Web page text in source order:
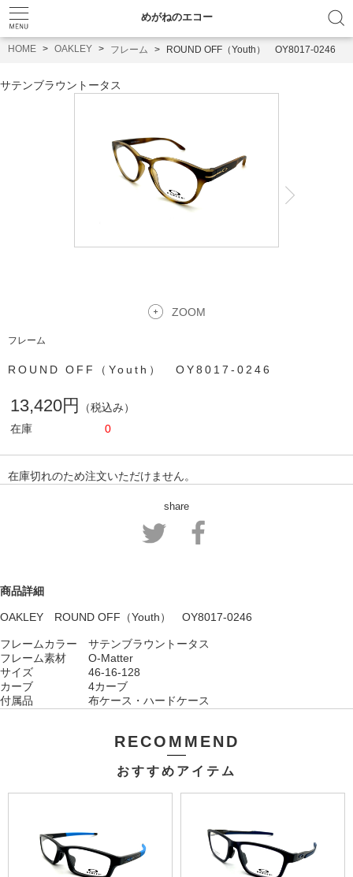
めがねのエコー
HOME OAKLEY フレーム ROUND OFF（Youth） OY8017-0246
サテンブラウントータス
ZOOM
フレーム
ROUND OFF（Youth） OY8017-0246
13,420円
（税込み）
在庫
0
在庫切れのため注文いただけません。
share
商品詳細
OAKLEY ROUND OFF（Youth） OY8017-0246
フレームカラー サテンブラウントータス
フレーム素材 O-Matter
サイズ 46-16-128
カーブ 4カーブ
付属品 布ケース・ハードケース
RECOMMEND
おすすめアイテム